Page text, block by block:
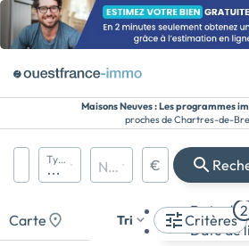
Maisons Neuves : Les programmes
proches de Chartres-de-
Région, département, ville, CP
Maison
Types de biens Nombre de pièces Prix maximum
€
Carte Critères
2
Tri
Date de
Date de